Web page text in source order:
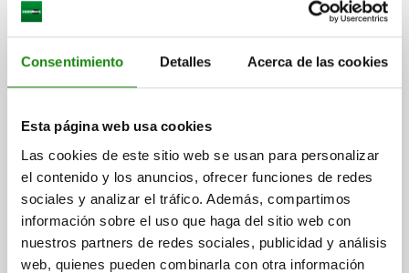
Consentimiento Detalles Acerca de las cookies
Esta página web usa cookies
Las cookies de este sitio web se usan para personalizar
el contenido y los anuncios, ofrecer funciones de redes
sociales y analizar el tráfico. Además, compartimos
información sobre el uso que haga del sitio web con
nuestros partners de redes sociales, publicidad y análisis
web, quienes pueden combinarla con otra información
PARA TUBOS REDONDOS, COMP:ACERO, A=30,2,
B=30,2
DIÁMETRO INTERIOR=30,2 DIÁMETRO INTERIOR=30,2
C=38
D=45 E=45 G=44 H=64 K=64 L=83 M=44
R=46
S=M8X45